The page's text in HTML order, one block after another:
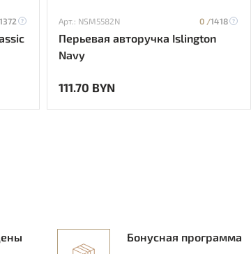
1372 Арт.: NSM5582N 0 /1418
Перьевая авторучка Islington
Navy
111.70 BYN
Бонусная программа